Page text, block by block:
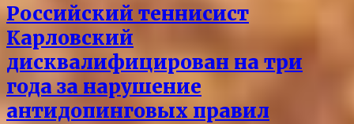
Российский теннисист
Карловский
дисквалифицирован на три
года за нарушение
антидопинговых правил